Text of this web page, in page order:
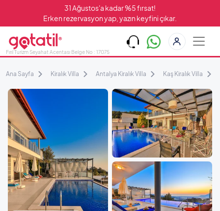
31 Ağustos'a kadar %5 fırsat!
Erken rezervasyon yap, yazın keyfini çıkar.
Fırıl Turizm Seyahat Acentası Belge No : 17075
Ana Sayfa Kiralık Villa Antalya Kiralık Villa Kaş Kiralık Villa